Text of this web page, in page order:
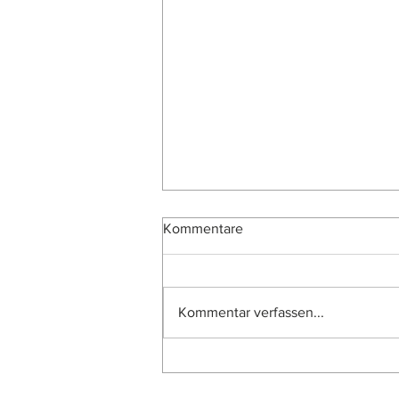
Kommentare
Kommentar verfassen...